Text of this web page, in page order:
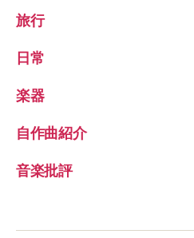
旅行
日常
楽器
自作曲紹介
音楽批評